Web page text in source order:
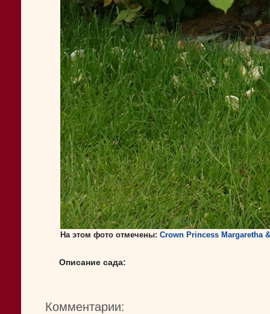
На этом фото отмечены: Crown Princess Margaretha
Описание сада:
Комментарии: